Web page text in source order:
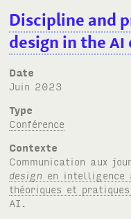
Discipline and
design in theAI
Date
juin 2023
Type
Conférence
Contexte
Communication aux
design en
théoriques et
AI .